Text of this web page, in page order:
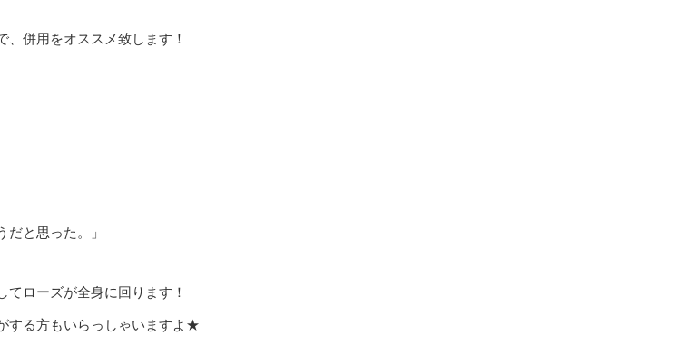
併用をオススメ致します！
と思った。」
ローズが全身に回ります！
する方もいらっしゃいますよ★